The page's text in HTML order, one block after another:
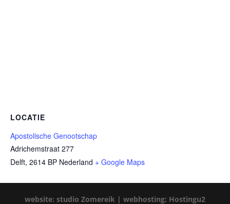
LOCATIE
Apostolische Genootschap
Adrichemstraat 277
Delft, 2614 BP Nederland + Google Maps
website: studio Zomereik | webhosting: Hostingu2